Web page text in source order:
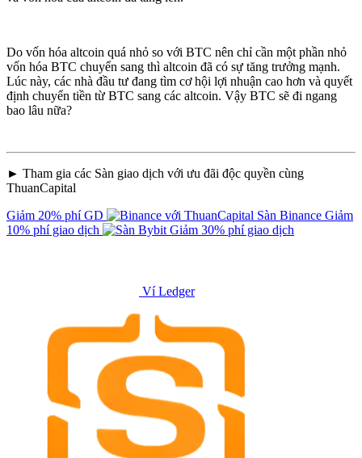
Do vốn hóa altcoin quá nhỏ so với BTC nên chỉ cần một phần nhỏ
vốn hóa BTC chuyển sang thì altcoin đã có sự tăng trưởng mạnh.
Lúc này, các nhà đầu tư đang tìm cơ hội lợi nhuận cao hơn và quyết
định chuyển tiền từ BTC sang các altcoin. Vậy BTC sẽ đi ngang
bao lâu nữa?
► Tham gia các Sàn giao dịch với ưu đãi độc quyền cùng
ThuanCapital
Giảm 20% phí GD
Sàn Binance Giảm
10% phí giao dịch
Giảm 30% phí giao dịch
Ví Ledger